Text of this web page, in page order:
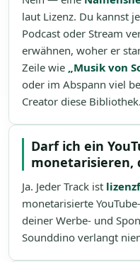
laut Lizenz. Du kannst
Podcast oder Stream
erwähnen, woher er
Zeile wie „Musik von
oder im Abspann viel
Creator diese Bibliothek.
Darf ich ein
monetarisieren,
Ja. Jeder Track ist
monetarisierte
deiner Werbe- und
Sounddino verlangt